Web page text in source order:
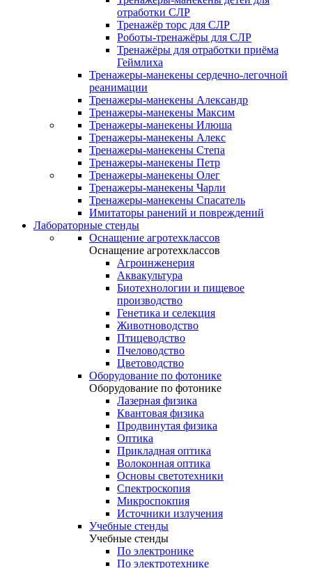
отработки СЛР
Тренажёр торс для СЛР
Роботы-тренажёры для СЛР
Тренажёры для отработки приёма
Геймлиха
Тренажеры-манекены сердечно-легочной
реанимации
Тренажеры-манекены Александр
Тренажеры-манекены Максим
Тренажеры-манекены Илюша
Тренажеры-манекены Алекс
Тренажеры-манекены Степа
Тренажеры-манекены Петр
Тренажеры-манекены Олег
Тренажеры-манекены Чарли
Тренажеры-манекены Спасатель
Имитаторы ранений и повреждений
Лабораторные стенды
Оснащение агротехклассов
Оснащение агротехклассов
Агроинженерия
Аквакультура
Биотехнологии и пищевое
производство
Генетика и селекция
Животноводство
Птицеводство
Пчеловодство
Цветоводство
Оборудование по фотонике
Оборудование по фотонике
Лазерная физика
Квантовая физика
Продвинутая физика
Оптика
Прикладная оптика
Волоконная оптика
Основы светотехники
Спектроскопия
Микроспокпия
Источники излучения
Учебные стенды
Учебные стенды
По электронике
По электротехнике